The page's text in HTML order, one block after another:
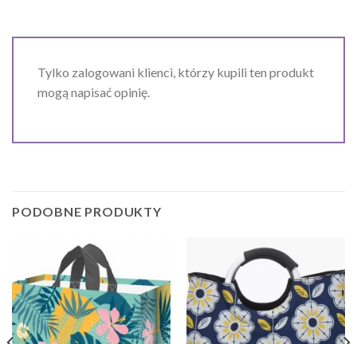
Tylko zalogowani klienci, którzy kupili ten produkt
mogą napisać opinię.
PODOBNE PRODUKTY